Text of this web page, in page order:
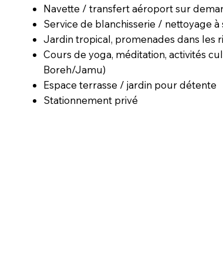
Navette / transfert aéroport sur
Service de blanchisserie / nettoyage à
Jardin tropical, promenades dans les
Cours de yoga, méditation, activités
Boreh/Jamu)
Espace terrasse / jardin pour détente
Stationnement privé